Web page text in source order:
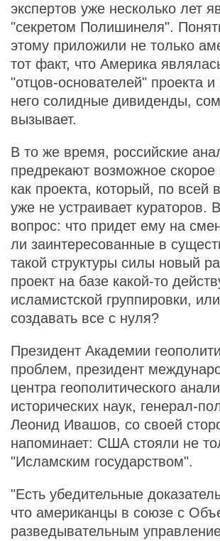
экспертов уже несколько лет
"секретом Полишинеля".
этому приложили не только
тот факт, что Америка
"отцов-основателей" проекта и
него солидные дивиденды,
вызывает.
В то же время, российские
предрекают возможное скорое
как проекта, который, по всей
уже не устраивает кураторов.
вопрос: что придет ему на
ли заинтересованные в
такой структуры силы новый
проект на базе какой-то
исламистской группировки,
создавать все с нуля?
Президент Академии
проблем, президент
центра геополитического
исторических наук, генерал-
Леонид Ивашов, со своей
напоминает: США стояли не
"Исламским государством".
"Есть убедительные
что американцы в союзе с
разведывательным